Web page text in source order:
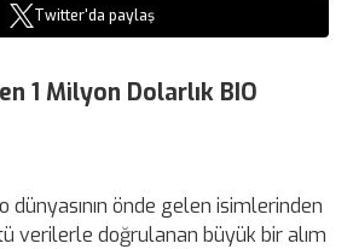
Twitter'da paylaş
1 Milyon Dolarlık BIO
dünyasının önde gelen isimlerinden
verilerle doğrulanan büyük bir alım